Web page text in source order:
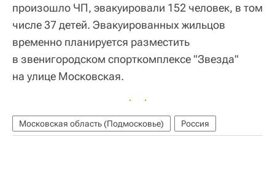
произошло ЧП, эвакуировали 152 человек, в том
числе 37 детей. Эвакуированных жильцов
временно планируется разместить
в звенигородском спорткомплексе "Звезда"
на улице Московская.
Московская область (Подмосковье) Россия